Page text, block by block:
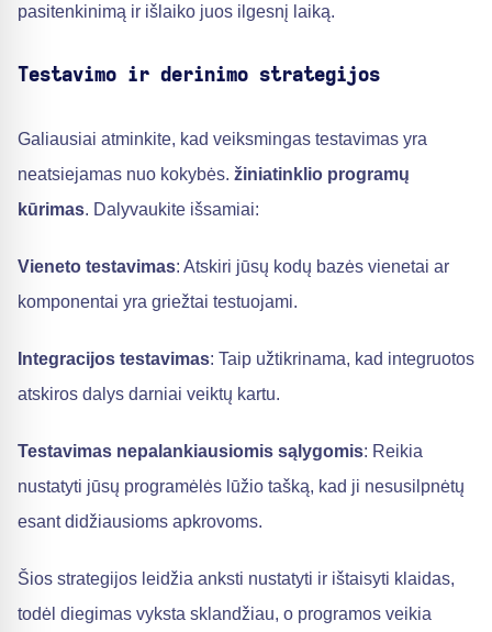
pasitenkinimą ir išlaiko juos ilgesnį laiką.
Testavimo ir derinimo strategijos
Galiausiai atminkite, kad veiksmingas testavimas yra
neatsiejamas nuo kokybės. žiniatinklio programų
kūrimas. Dalyvaukite išsamiai:
Vieneto testavimas: Atskiri jūsų kodų bazės vienetai ar
komponentai yra griežtai testuojami.
Integracijos testavimas: Taip užtikrinama, kad integruotos
atskiros dalys darniai veiktų kartu.
Testavimas nepalankiausiomis sąlygomis: Reikia
nustatyti jūsų programėlės lūžio tašką, kad ji nesusilpnėtų
esant didžiausioms apkrovoms.
Šios strategijos leidžia anksti nustatyti ir ištaisyti klaidas,
todėl diegimas vyksta sklandžiau, o programos veikia